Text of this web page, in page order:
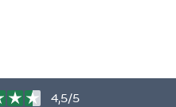
4,5/5